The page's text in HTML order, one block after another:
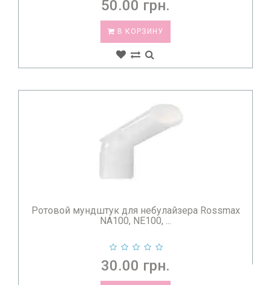
50.00 грн.
В КОРЗИНУ
Ротовой мундштук для небулайзера Rossmax
NA100, NE100, ...
30.00 грн.